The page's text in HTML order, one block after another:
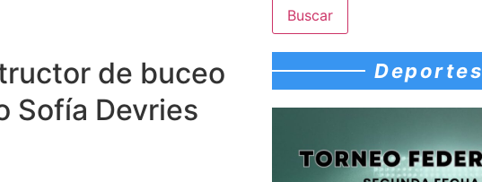
de buceo
Sofía Devries
Deportes